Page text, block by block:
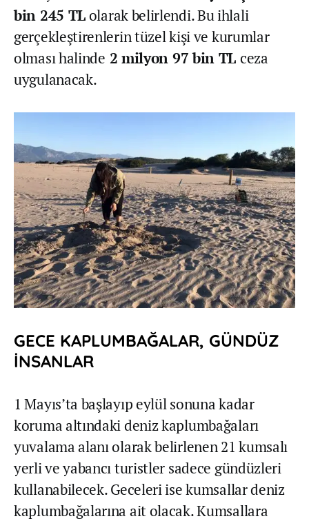
bin 245 TLolarak belirlendi. Bu ihlali
gerçekleştirenlerin tüzel kişi ve kurumlar
olması halinde 2 milyon 97 bin TL ceza
uygulanacak.
GECE KAPLUMBAĞALAR, GÜNDÜZ
İNSANLAR
1 Mayıs’ta başlayıp eylül sonuna kadar
koruma altındaki deniz kaplumbağaları
yuvalama alanı olarak belirlenen 21 kumsalı
yerli ve yabancı turistler sadece gündüzleri
kullanabilecek. Geceleri ise kumsallar deniz
kaplumbağalarına ait olacak. Kumsallara